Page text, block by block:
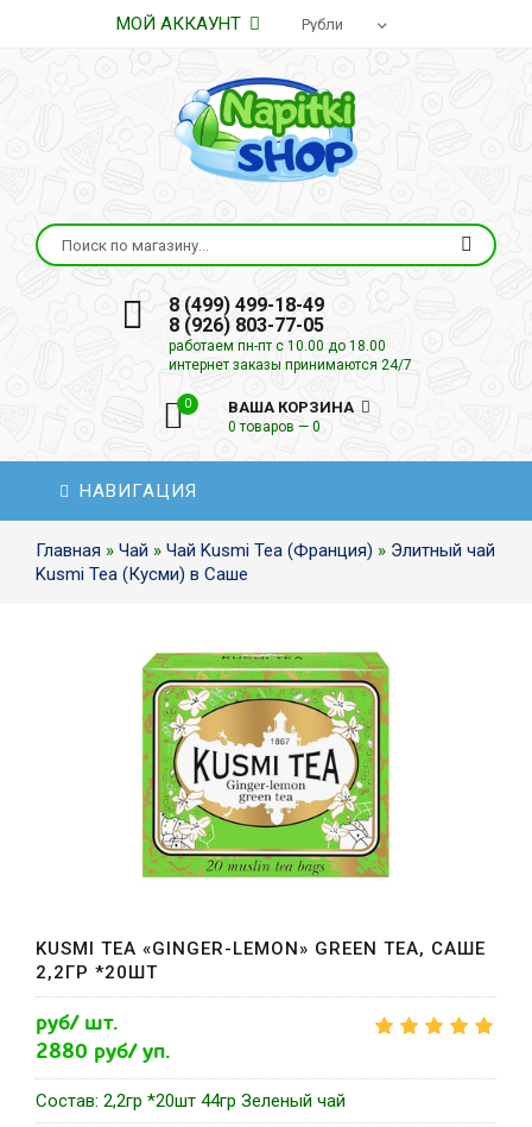
МОЙ АККАУНТ
8 (499) 499-18-49
8 (926) 803-77-05
работаем пн-пт с 10.00 до 18.00
интернет заказы принимаются 24/7
0 ВАША КОРЗИНА
0 товаров — 0
НАВИГАЦИЯ
Главная » Чай » Чай Kusmi Tea (Франция) » Элитный чай
Kusmi Tea (Кусми) в Саше
KUSMI TEA «GINGER-LEMON» GREEN TEA, САШЕ
2,2ГР *20ШТ
руб/ шт.
2880 руб/ уп.
Состав: 2,2гр *20шт 44гр Зеленый чай